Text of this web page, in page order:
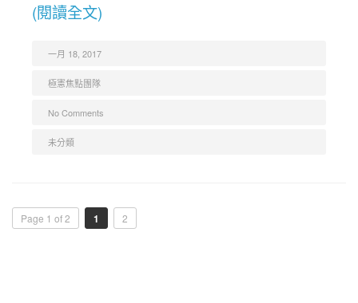
(閱讀全文)
一月 18, 2017
極憲焦點團隊
No Comments
未分類
Page 1 of 2 1 2